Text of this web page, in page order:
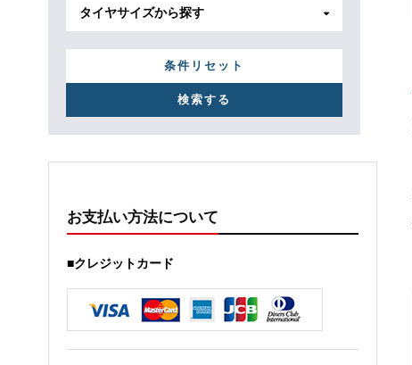
タイヤサイズから探す
条件リセット
お支払い方法について
■クレジットカード